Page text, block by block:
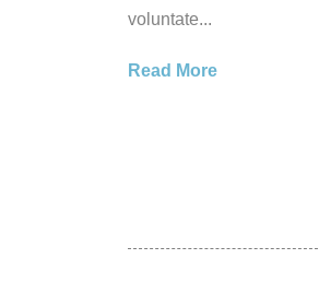
voluntate...
Read More